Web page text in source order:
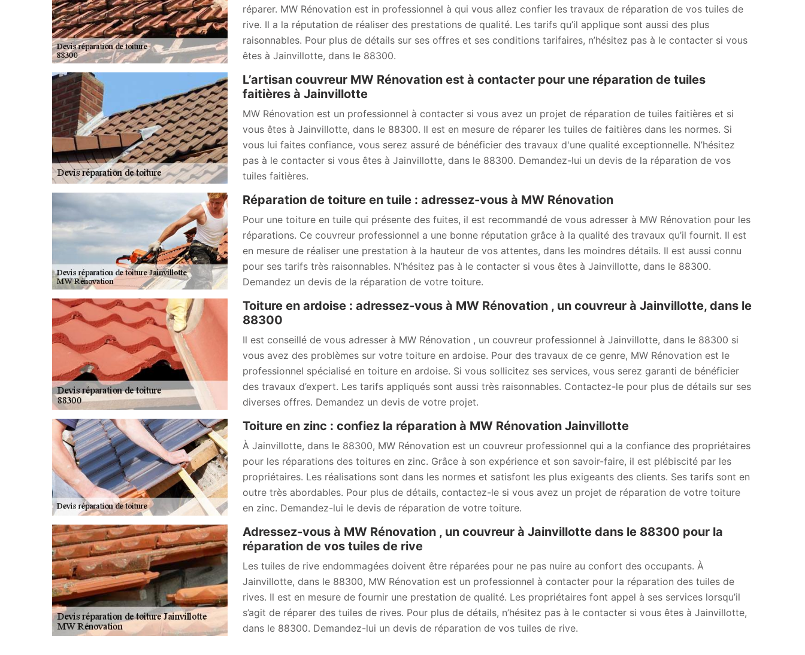
réparer. MW Rénovation est in professionnel à qui vous allez confier les travaux de réparation de vos tuiles de
rive. Il a la réputation de réaliser des prestations de qualité. Les tarifs qu’il applique sont aussi des plus
raisonnables. Pour plus de détails sur ses offres et ses conditions tarifaires, n’hésitez pas à le contacter si vous
êtes à Jainvillotte, dans le 88300.
L’artisan couvreur MW Rénovation est à contacter pour une réparation de tuiles
faitières à Jainvillotte
MW Rénovation est un professionnel à contacter si vous avez un projet de réparation de tuiles faitières et si
vous êtes à Jainvillotte, dans le 88300. Il est en mesure de réparer les tuiles de faitières dans les normes. Si
vous lui faites confiance, vous serez assuré de bénéficier des travaux d'une qualité exceptionnelle. N’hésitez
pas à le contacter si vous êtes à Jainvillotte, dans le 88300. Demandez-lui un devis de la réparation de vos
tuiles faitières.
Réparation de toiture en tuile : adressez-vous à MW Rénovation
Pour une toiture en tuile qui présente des fuites, il est recommandé de vous adresser à MW Rénovation pour les
réparations. Ce couvreur professionnel a une bonne réputation grâce à la qualité des travaux qu’il fournit. Il est
en mesure de réaliser une prestation à la hauteur de vos attentes, dans les moindres détails. Il est aussi connu
pour ses tarifs très raisonnables. N’hésitez pas à le contacter si vous êtes à Jainvillotte, dans le 88300.
Demandez un devis de la réparation de votre toiture.
Toiture en ardoise : adressez-vous à MW Rénovation , un couvreur à Jainvillotte, dans le
88300
Il est conseillé de vous adresser à MW Rénovation , un couvreur professionnel à Jainvillotte, dans le 88300 si
vous avez des problèmes sur votre toiture en ardoise. Pour des travaux de ce genre, MW Rénovation est le
professionnel spécialisé en toiture en ardoise. Si vous sollicitez ses services, vous serez garanti de bénéficier
des travaux d’expert. Les tarifs appliqués sont aussi très raisonnables. Contactez-le pour plus de détails sur ses
diverses offres. Demandez un devis de votre projet.
Toiture en zinc : confiez la réparation à MW Rénovation Jainvillotte
À Jainvillotte, dans le 88300, MW Rénovation est un couvreur professionnel qui a la confiance des propriétaires
pour les réparations des toitures en zinc. Grâce à son expérience et son savoir-faire, il est plébiscité par les
propriétaires. Les réalisations sont dans les normes et satisfont les plus exigeants des clients. Ses tarifs sont en
outre très abordables. Pour plus de détails, contactez-le si vous avez un projet de réparation de votre toiture
en zinc. Demandez-lui le devis de réparation de votre toiture.
Adressez-vous à MW Rénovation , un couvreur à Jainvillotte dans le 88300 pour la
réparation de vos tuiles de rive
Les tuiles de rive endommagées doivent être réparées pour ne pas nuire au confort des occupants. À
Jainvillotte, dans le 88300, MW Rénovation est un professionnel à contacter pour la réparation des tuiles de
rives. Il est en mesure de fournir une prestation de qualité. Les propriétaires font appel à ses services lorsqu’il
s’agit de réparer des tuiles de rives. Pour plus de détails, n’hésitez pas à le contacter si vous êtes à Jainvillotte,
dans le 88300. Demandez-lui un devis de réparation de vos tuiles de rive.